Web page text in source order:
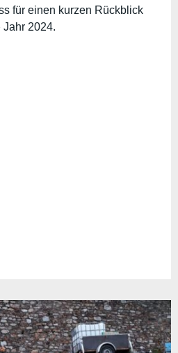
für einen kurzen Rückblick
Jahr 2024.